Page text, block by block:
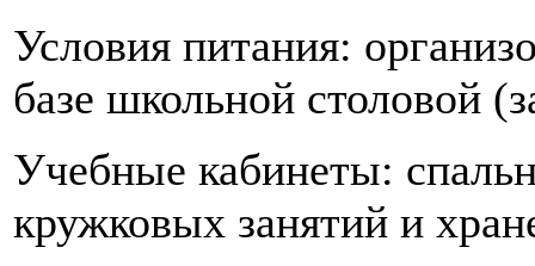
Условия питания:
базе школьной столовой
Учебные кабинеты:
кружковых занятий и